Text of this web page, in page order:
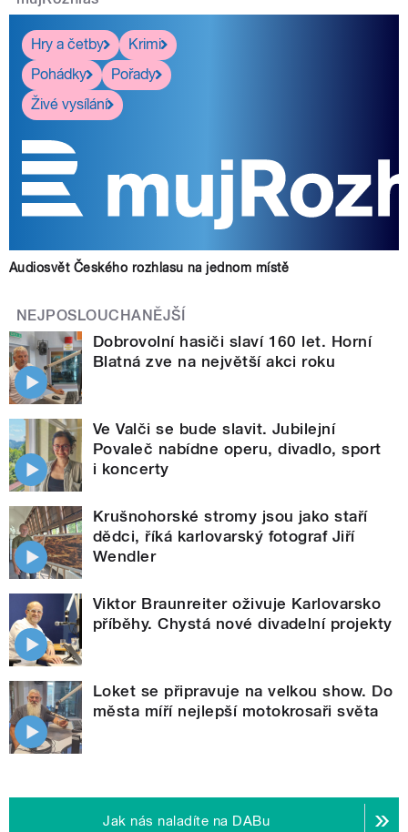
Hry a četby
Krimi
Pohádky
Pořady
Živé vysílání
Audiosvět Českého rozhlasu na jednom místě
NEJPOSLOUCHANĚJŠÍ
Dobrovolní hasiči slaví 160 let. Horní
Blatná zve na největší akci roku
Ve Valči se bude slavit. Jubilejní
Povaleč nabídne operu, divadlo, sport
i koncerty
Krušnohorské stromy jsou jako staří
dědci, říká karlovarský fotograf Jiří
Wendler
Viktor Braunreiter oživuje Karlovarsko
příběhy. Chystá nové divadelní projekty
Loket se připravuje na velkou show. Do
města míří nejlepší motokrosaři světa
Jak nás naladíte na DABu